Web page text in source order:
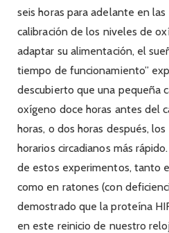
seis horas para adelante en
calibración de los niveles de
adaptar su alimentación, el
tiempo de funcionamiento”
descubierto que una pequeña
oxígeno doce horas antes del
horas, o dos horas después,
horarios circadianos más
de estos experimentos, tanto
como en ratones (con
demostrado que la proteína
en este reinicio de nuestro